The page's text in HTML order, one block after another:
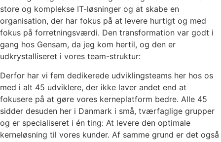
store og komplekse IT-løsninger og at skabe en
organisation, der har fokus på at levere hurtigt og med
fokus på forretningsværdi. Den transformation var godt i
gang hos Gensam, da jeg kom hertil, og den er
udkrystalliseret i vores team-struktur:
Derfor har vi fem dedikerede udviklingsteams her hos os
med i alt 45 udviklere, der ikke laver andet end at
fokusere på at gøre vores kerneplatform bedre. Alle 45
sidder desuden her i Danmark i små, tværfaglige grupper
og er specialiseret i én ting: At levere den optimale
kerneløsning til vores kunder. Af samme grund er det også